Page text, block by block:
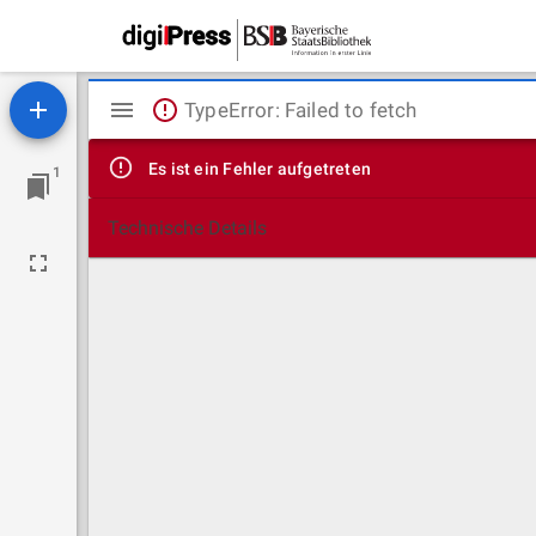
1
Mirador
Viewer
TypeError: Failed to fetch
Es ist ein Fehler aufgetreten
Technische Details